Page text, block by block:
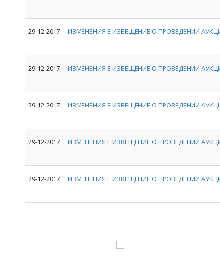
29-12-2017 ИЗМЕНЕНИЯ В ИЗВЕЩЕНИЕ О ПРОВЕДЕНИИ
29-12-2017 ИЗМЕНЕНИЯ В ИЗВЕЩЕНИЕ О ПРОВЕДЕНИИ
29-12-2017 ИЗМЕНЕНИЯ В ИЗВЕЩЕНИЕ О ПРОВЕДЕНИИ
29-12-2017 ИЗМЕНЕНИЯ В ИЗВЕЩЕНИЕ О ПРОВЕДЕНИИ
29-12-2017 ИЗМЕНЕНИЯ В ИЗВЕЩЕНИЕ О ПРОВЕДЕНИИ